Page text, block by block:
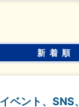
完全週休2日
土日面接OK
新着順
イベント、